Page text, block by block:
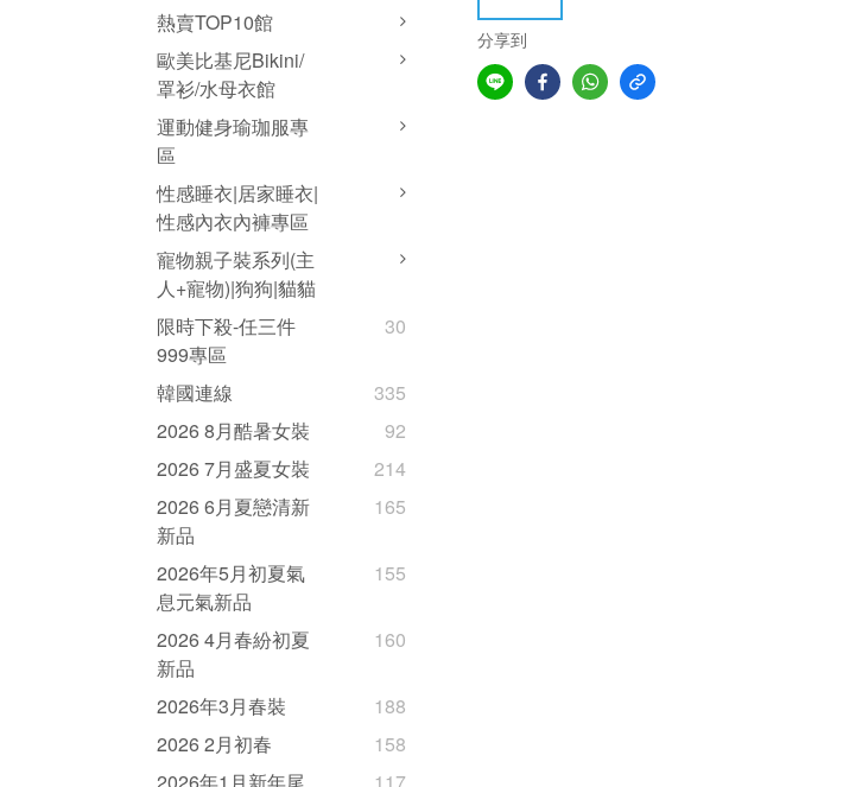
熱賣TOP10館
歐美比基尼Bikini/
罩衫/水母衣館
運動健身瑜珈服專
區
性感睡衣|居家睡衣|
性感內衣內褲專區
寵物親子裝系列(主
人+寵物)|狗狗|貓貓
限時下殺-任三件
999專區
30
韓國連線
335
2026 8月酷暑女裝
92
2026 7月盛夏女裝
214
2026 6月夏戀清新
新品
165
2026年5月初夏氣
息元氣新品
155
2026 4月春紛初夏
新品
160
2026年3月春裝
188
2026 2月初春
158
分享到